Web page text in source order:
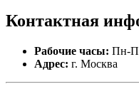
Контактная
Рабочие часы: Пн-
Адрес: г. Москва